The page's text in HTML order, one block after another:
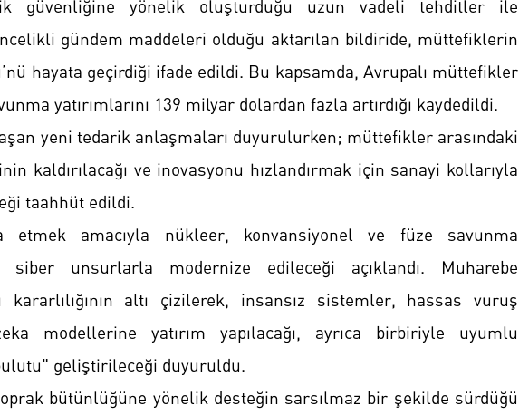
güvenliğine yönelik oluşturduğu uzun vadeli tehditler ile
gündem maddeleri olduğu aktarılan bildiride, müttefiklerin
hayata geçirdiği ifade edildi. Bu kapsamda, Avrupalı müttefikler
yatırımlarını 139 milyar dolardan fazla artırdığı kaydedildi.
yeni tedarik anlaşmaları duyurulurken; müttefikler arasındaki
kaldırılacağı ve inovasyonu hızlandırmak için sanayi kollarıyla
taahhüt edildi.
etmek amacıyla nükleer, konvansiyonel ve füze savunma
unsurlarla modernize edileceği açıklandı. Muharebe
altı çizilerek, insansız sistemler, hassas vuruş
modellerine yatırım yapılacağı, ayrıca birbiriyle uyumlu
geliştirileceği duyuruldu.
bütünlüğüne yönelik desteğin sarsılmaz bir şekilde sürdüğü